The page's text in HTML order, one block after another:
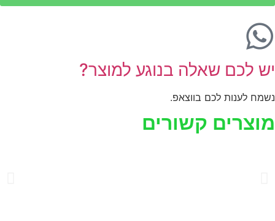
יש לכם שאלה בנוגע למוצר?
נשמח לענות לכם בווצאפ.
מוצרים קשורים